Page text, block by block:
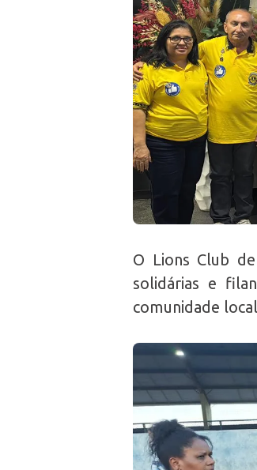
O Lions Club
solidárias e
comunidade